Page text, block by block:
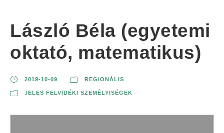
László Béla (egyetemi
oktató, matematikus)
2019-10-09 REGIONÁLIS
JELES FELVIDÉKI SZEMÉLYISÉGEK